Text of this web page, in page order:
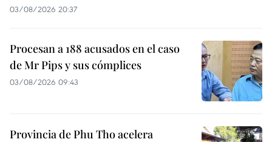
03/08/2026 20:37
Procesan a 188 acusados en el caso
de Mr Pips y sus cómplices
03/08/2026 09:43
Provincia de Phu Tho acelera